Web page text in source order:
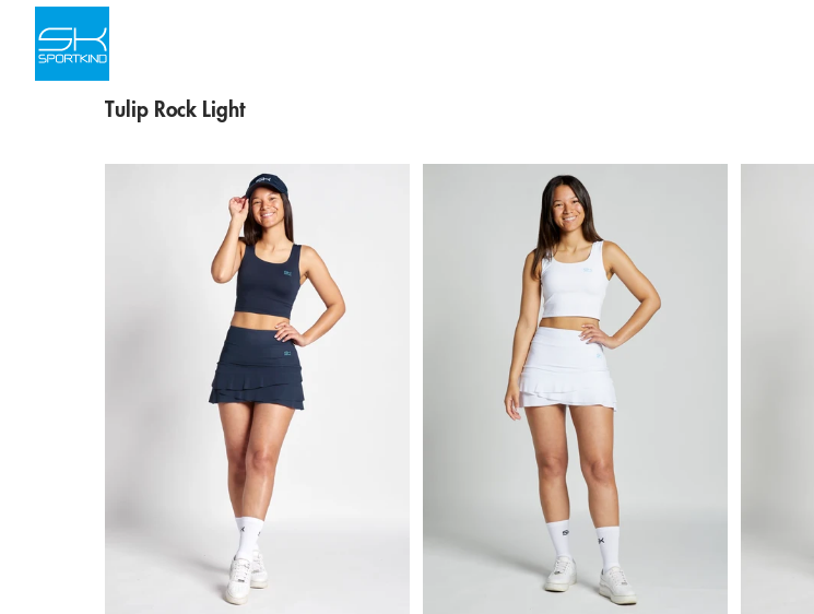
Skip to content
Tulip Rock Light